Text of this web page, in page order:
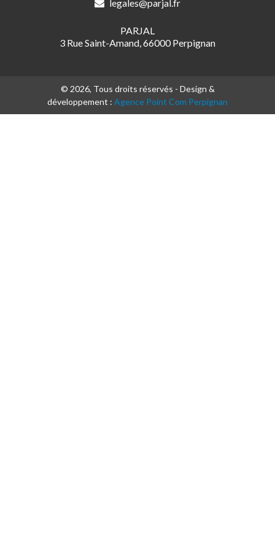
legales@parjal.fr
PARJAL
3 Rue Saint-Amand, 66000 Perpignan
© 2026, Tous droits réservés - Design &
développement : Agence Point Com Perpignan